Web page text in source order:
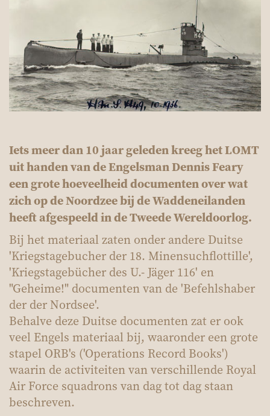
Iets meer dan 10 jaar geleden kreeg het LOMT
uit handen van de Engelsman Dennis Feary
een grote hoeveelheid documenten over wat
zich op de Noordzee bij de Waddeneilanden
heeft afgespeeld in de Tweede Wereldoorlog.
Bij het materiaal zaten onder andere Duitse
'Kriegstagebucher der 18. Minensuchflottille',
'Kriegstagebücher des U.- Jäger 116' en
"Geheime!" documenten van de 'Befehlshaber
der der Nordsee'.
Behalve deze Duitse documenten zat er ook
veel Engels materiaal bij, waaronder een grote
stapel ORB's ('Operations Record Books')
waarin de activiteiten van verschillende Royal
Air Force squadrons van dag tot dag staan
beschreven.